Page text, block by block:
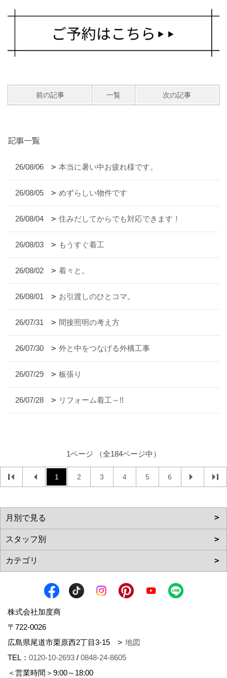
前の記事 一覧 次の記事
記事一覧
26/08/06 本当に暑い中お疲れ様です。
26/08/05 めずらしい物件です
26/08/04 住みだしてからでも対応できます！
26/08/03 もうすぐ着工
26/08/02 着々と。
26/08/01 お引渡しのひとコマ。
26/07/31 間接照明の考え方
26/07/30 外と中をつなげる外構工事
26/07/29 板張り
26/07/28 リフォーム着工～!!
1ページ （全184ページ中）
1 2 3 4 5 6
株式会社加度商
〒722-0026
広島県尾道市栗原西2丁目3-15
地図
TEL： 0120-10-2693 / 0848-24-8605
＜営業時間＞9:00～18:00